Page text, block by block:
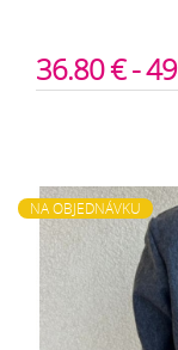
36.80 € -
NA OBJEDNÁVKU